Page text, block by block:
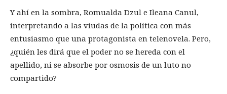
Y ahí en la sombra, Romualda Dzul e Ileana Canul,
interpretando a las viudas de la política con más
entusiasmo que una protagonista en telenovela. Pero,
¿quién les dirá que el poder no se hereda con el
apellido, ni se absorbe por osmosis de un luto no
compartido?